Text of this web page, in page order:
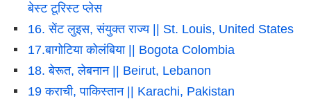
बेस्ट टूरिस्ट प्लेस
16. सेंट लुइस, संयुक्त राज्य || St. Louis, United States
17.बागोटिया कोलंबिया || Bogota Colombia
18. बेरूत, लेबनान || Beirut, Lebanon
19 कराची, पाकिस्तान || Karachi, Pakistan